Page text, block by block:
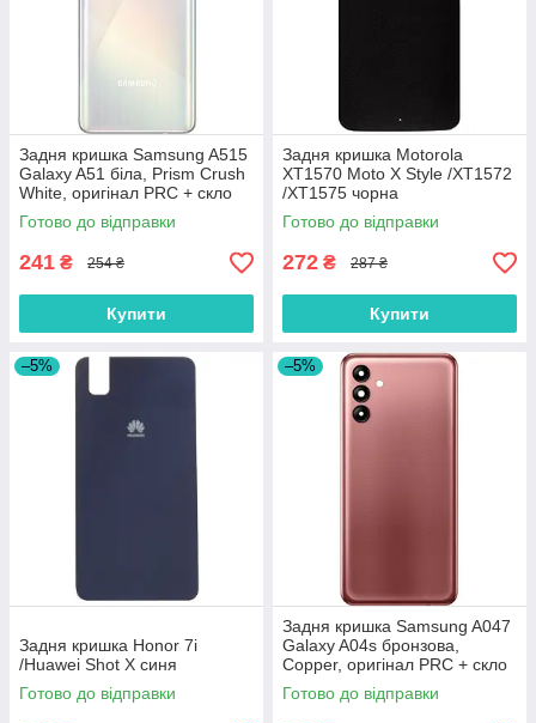
Задня кришка Samsung A515
Galaxy A51 біла, Prism Crush
White, оригінал PRC + скло
камери
Готово до відправки
241 ₴ 254 ₴
Купити
Задня кришка Motorola
XT1570 Moto X Style /XT1572
/XT1575 чорна
Готово до відправки
272 ₴ 287 ₴
Купити
–5%
Задня кришка Honor 7i
/Huawei Shot X синя
Готово до відправки
–5%
Задня кришка Samsung A047
Galaxy A04s бронзова,
Copper, оригінал PRC + скло
камери
Готово до відправки